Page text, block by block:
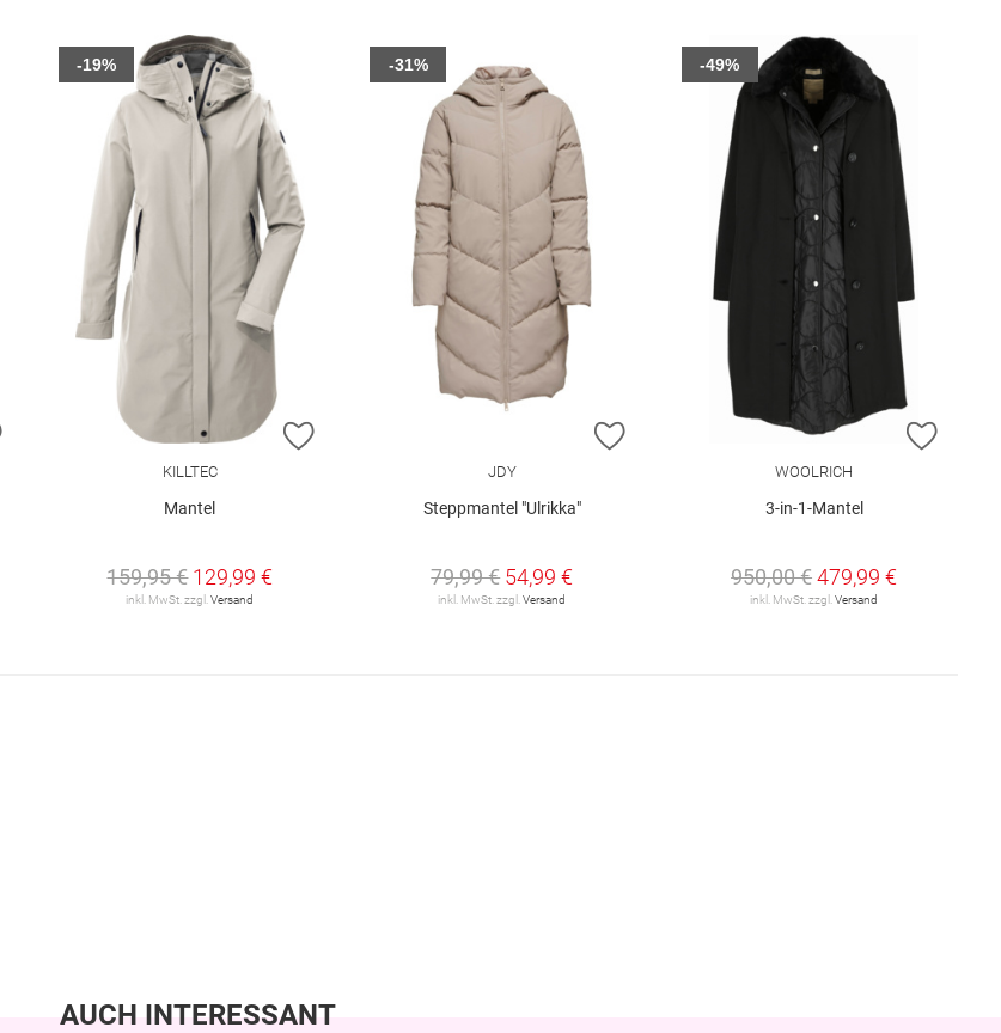
ZUR WUNSCHLISTE HINZUFÜGEN ZUR WUNSCHLISTE HINZUFÜGEN
KILLTEC
Mantel
159,95 € 129,99 €
inkl. MwSt. zzgl.Versand
-19%
ZUR WUNSCHLISTE HINZUFÜGEN
JDY
Steppmantel "Ulrikka"
79,99 € 54,99 €
inkl. MwSt. zzgl.Versand
-31%
ZUR
WOOLRICH
3-in-1-Mantel
950,00 €479,99 €
inkl. MwSt. zzgl.Versand
-49%
AUCH INTERESSANT